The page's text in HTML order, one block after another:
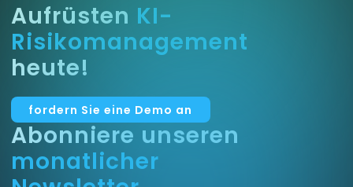
Aufrüsten KI-
Risikomanagement
heute!
fordern Sie eine Demo an
Abonniere unseren
monatlicher